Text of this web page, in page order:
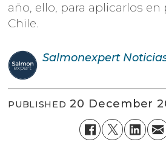
año, ello, para aplicarlos
Chile.
Salmonexpert
PUBLISHED 20 December